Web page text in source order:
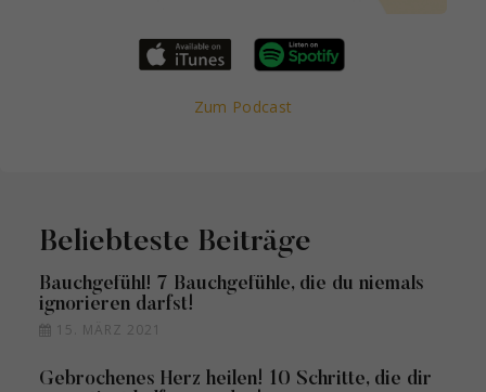
Zum Podcast
Beliebteste Beiträge
Bauchgefühl! 7 Bauchgefühle, die du niemals
ignorieren darfst!
15. MÄRZ 2021
Gebrochenes Herz heilen! 10 Schritte, die dir